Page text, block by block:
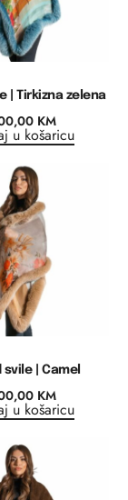
| Tirkizna zelena
KM
u košaricu
svile | Camel
KM
u košaricu